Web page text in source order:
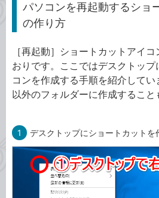
パソコンを再起動するショ
の作り方
［再起動］ショートカットアイ
おりです。ここではデスクトップ
コンを作成する手順を紹介して
以外のフォルダーに作成すること
1 デスクトップにショートカットを